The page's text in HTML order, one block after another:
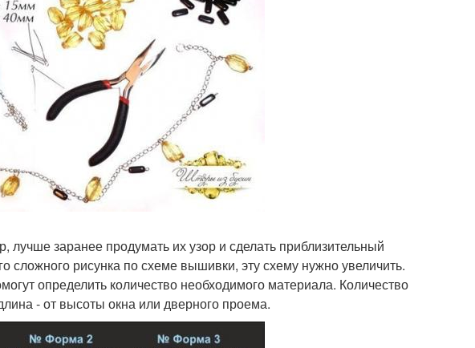
лучше заранее продумать их узор и сделать приблизительный
сложного рисунка по схеме вышивки, эту схему нужно увеличить.
определить количество необходимого материала. Количество
- от высоты окна или дверного проема.